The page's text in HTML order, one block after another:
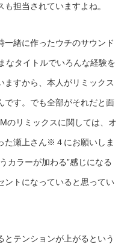
担当されていますよね。
緒に作ったウチのサウンド
なタイトルでいろんな経験を
ますから、本人がリミックス
です。でも全部がそれだと面
のリミックスに関しては、オ
た瀬上さん※４にお願いしま
カラーが加わる”感じになる
ントになっていると思ってい
テンションが上がるという